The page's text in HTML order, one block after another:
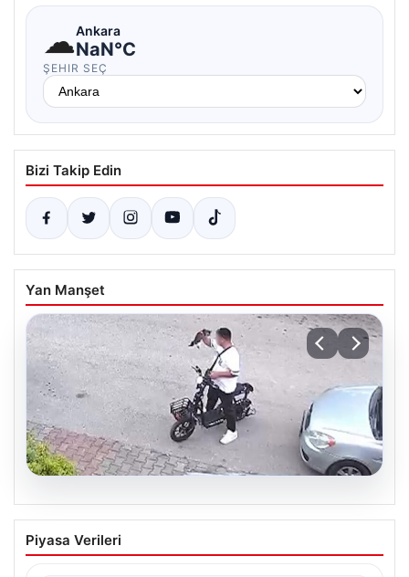
☁Ankara
NaN°C
ŞEHIR SEÇ
Bizi Takip Edin
Yan Manşet
Bolu’da Vahşet: Yavru Kediye İşlenen
İğrenç Olay Kameralara Yansıdı
Piyasa Verileri